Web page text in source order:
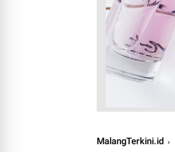
MalangTerkini.id